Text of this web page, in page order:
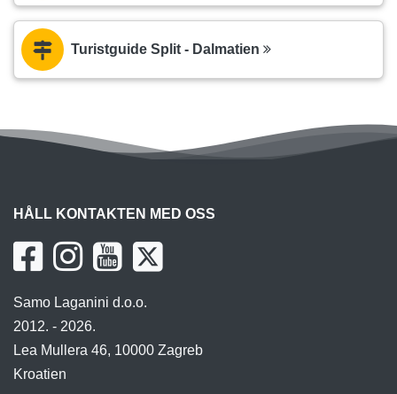
Turistguide Split - Dalmatien
HÅLL KONTAKTEN MED OSS
Samo Laganini d.o.o.
2012. - 2026.
Lea Mullera 46, 10000 Zagreb
Kroatien